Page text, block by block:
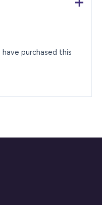
purchased this